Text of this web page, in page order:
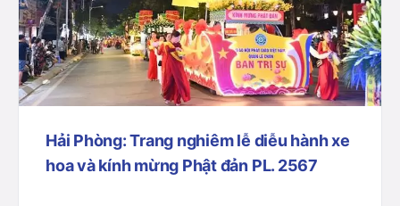
Hải Phòng: Trang nghiêm lễ diễu hành xe
hoa và kính mừng Phật đản PL. 2567